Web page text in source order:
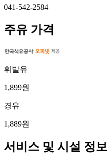
041-542-2584
주유 가격
휘발유
1,899원
경유
1,889원
서비스 및 시설 정보